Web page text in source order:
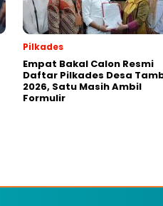
Pilkades
Empat Bakal Calon Resmi
Daftar Pilkades Desa
2026, Satu Masih Ambil
Formulir